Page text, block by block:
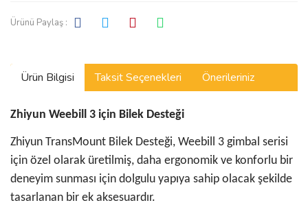
Ürünü Paylaş :
Ürün Bilgisi Taksit Seçenekleri Önerileriniz
Zhiyun Weebill 3 için Bilek Desteği
Zhiyun TransMount Bilek Desteği, Weebill 3 gimbal serisi
için özel olarak üretilmiş, daha ergonomik ve konforlu bir
deneyim sunması için dolgulu yapıya sahip olacak şekilde
tasarlanan bir ek aksesuardır.